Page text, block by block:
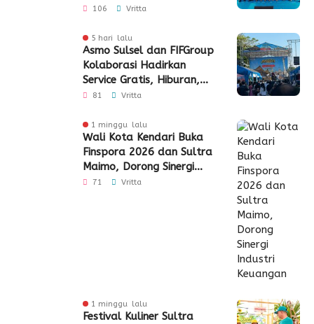
Pengalaman Layanan
106 Vritta
5 hari lalu
Asmo Sulsel dan FIFGroup
Kolaborasi Hadirkan
Service Gratis, Hiburan,
hingga Penyaluran CSR
81 Vritta
1 minggu lalu
Wali Kota Kendari Buka
Finspora 2026 dan Sultra
Maimo, Dorong Sinergi
Industri Keuangan
71 Vritta
1 minggu lalu
Festival Kuliner Sultra